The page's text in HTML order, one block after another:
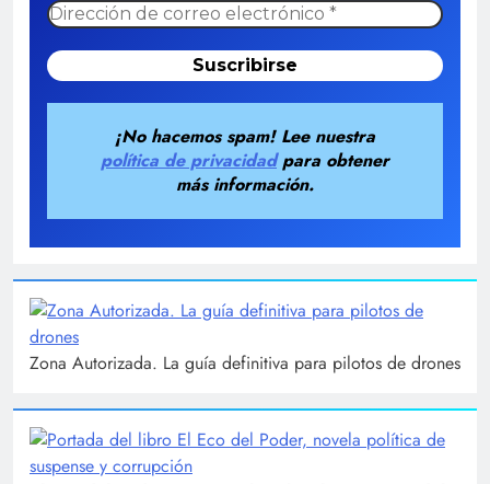
¡No hacemos spam! Lee nuestra
política de privacidadpara obtener
más información.
Zona Autorizada. La guía definitiva para pilotos de drones